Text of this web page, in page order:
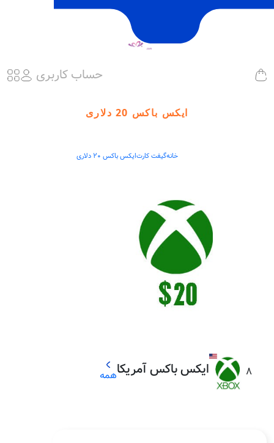
حساب کاربری
ایکس باکس 20 دلاری
خانهگیفت کارتایکس باکس 20 دلاری
8 ایکس باکس آمریکاهمه